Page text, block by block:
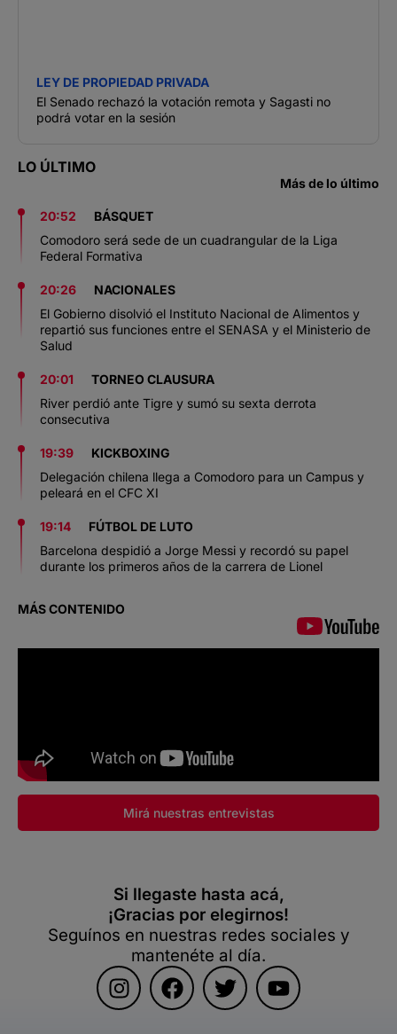
LEY DE PROPIEDAD PRIVADA
El Senado rechazó la votación remota y Sagasti no
podrá votar en la sesión
LO ÚLTIMO
Más de lo último
20:52
BÁSQUET
Comodoro será sede de un cuadrangular de la Liga
Federal Formativa
20:26
NACIONALES
El Gobierno disolvió el Instituto Nacional de Alimentos y
repartió sus funciones entre el SENASA y el Ministerio de
Salud
20:01
TORNEO CLAUSURA
River perdió ante Tigre y sumó su sexta derrota
consecutiva
19:39
KICKBOXING
Delegación chilena llega a Comodoro para un Campus y
peleará en el CFC XI
19:14
FÚTBOL DE LUTO
Barcelona despidió a Jorge Messi y recordó su papel
durante los primeros años de la carrera de Lionel
MÁS CONTENIDO
Mirá nuestras entrevistas
Si llegaste hasta acá,
¡Gracias por elegirnos!
Seguínos en nuestras redes sociales y
mantenéte al día.